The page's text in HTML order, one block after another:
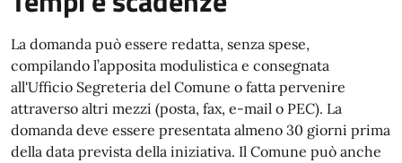
La domanda può essere redatta, senza spese,
compilando l’apposita modulistica e consegnata
all'Ufficio Segreteria del Comune o fatta pervenire
attraverso altri mezzi (posta, fax, e-mail o PEC). La
domanda deve essere presentata almeno 30 giorni prima
della data prevista della iniziativa. Il Comune può anche